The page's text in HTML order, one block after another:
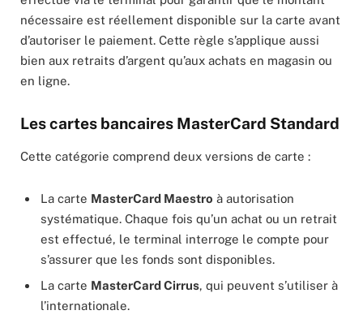
nécessaire est réellement disponible sur la carte avant
d’autoriser le paiement. Cette règle s’applique aussi
bien aux retraits d’argent qu’aux achats en magasin ou
en ligne.
Les cartes bancaires MasterCard Standard
Cette catégorie comprend deux versions de carte :
La carte MasterCard Maestro à autorisation
systématique. Chaque fois qu’un achat ou un retrait
est effectué, le terminal interroge le compte pour
s’assurer que les fonds sont disponibles.
La carte MasterCard Cirrus, qui peuvent s’utiliser à
l’internationale.